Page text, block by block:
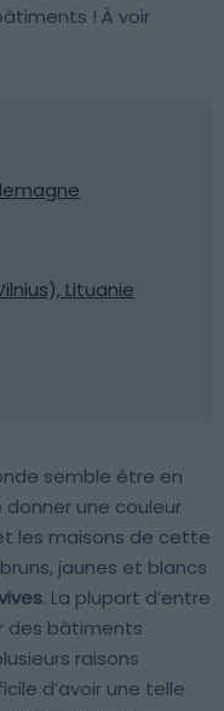
! À voir
Lituanie
semble être en
donner une couleur
les maisons de cette
jaunes et blancs
. La plupart d’entre
des bâtiments
raisons
d’avoir une telle